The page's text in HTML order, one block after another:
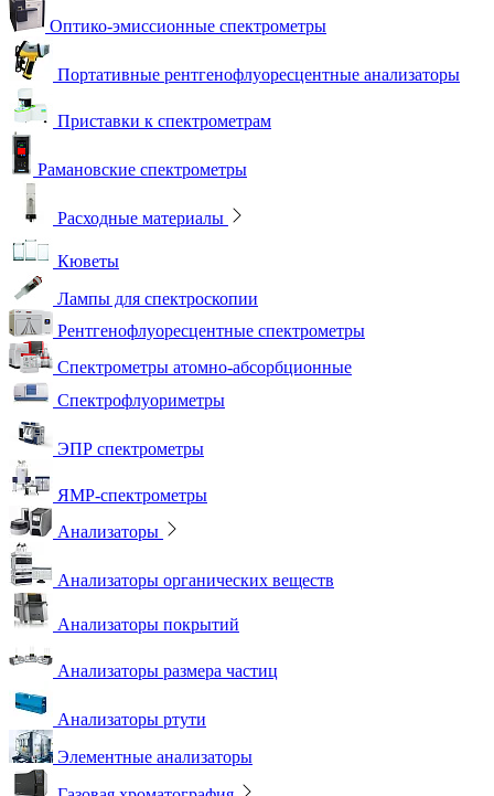
Оптико-эмиссионные спектрометры
Портативные рентгенофлуоресцентные анализаторы
Приставки к спектрометрам
Рамановские спектрометры
Расходные материалы
Кюветы
Лампы для спектроскопии
Рентгенофлуоресцентные спектрометры
Спектрометры атомно-абсорбционные
Спектрофлуориметры
ЭПР спектрометры
ЯМР-спектрометры
Анализаторы
Анализаторы органических веществ
Анализаторы покрытий
Анализаторы размера частиц
Анализаторы ртути
Элементные анализаторы